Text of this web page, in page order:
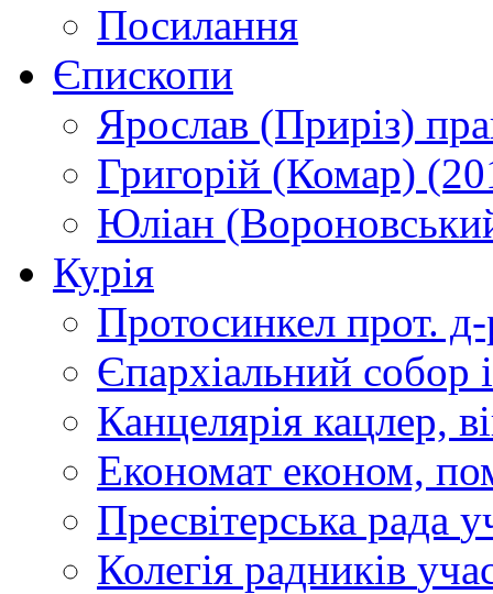
Посилання
Єпископи
Ярослав (Приріз)
Григорій (Комар)
Юліан
Курія
Протосинкел прот.
Єпархіальний собор
Канцелярія кацлер,
Економат економ,
Пресвітерська рада
Колегія радників